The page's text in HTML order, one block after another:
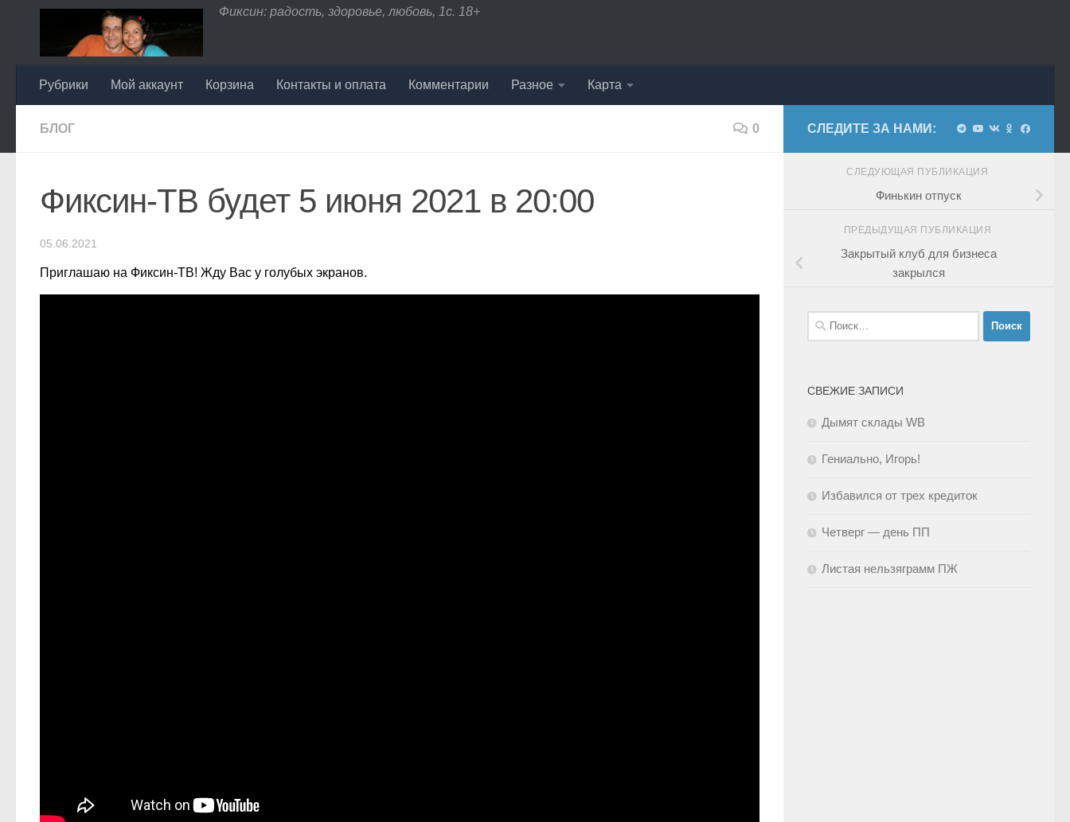
Перейти к содержимому
Фиксин: радость, здоровье, любовь, 1с. 18+
Рубрики Мой аккаунт Корзина Контакты и оплата Комментарии Разное Карта
БЛОГ 0
Фиксин-ТВ будет 5 июня 2021 в 20:00
05.06.2021
Приглашаю на Фиксин-ТВ! Жду Вас у голубых экранов.
СЛЕДИТЕ ЗА НАМИ:
СЛЕДУЮЩАЯ ПУБЛИКАЦИЯ
Финькин отпуск
ПРЕДЫДУЩАЯ ПУБЛИКАЦИЯ
Закрытый клуб для бизнеса
закрылся
Найти:
СВЕЖИЕ ЗАПИСИ
Дымят склады WB
Гениально, Игорь!
Избавился от трех кредиток
Четверг — день ПП
Листая нельзяграмм ПЖ